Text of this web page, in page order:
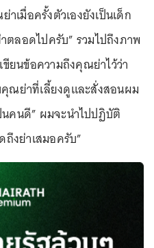
เมื่อครั้งตัวเองยังเป็นเด็ก
ตลอดไปครับ” รวมไปถึงภาพ
ยนข้อความถึงคุณย่าไว้ว่า
คุณย่าที่เลี้ยงดูและสั่งสอนผม
คนดี” ผมจะนำไปปฏิบัติ
งย่าเสมอครับ”